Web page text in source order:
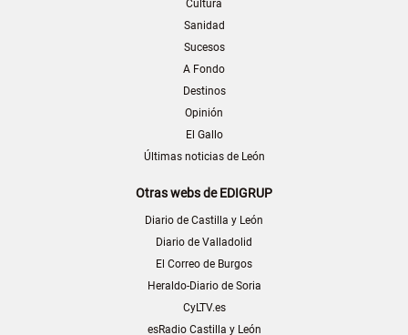
Cultura
Sanidad
Sucesos
A Fondo
Destinos
Opinión
El Gallo
Últimas noticias de León
Otras webs de EDIGRUP
Diario de Castilla y León
Diario de Valladolid
El Correo de Burgos
Heraldo-Diario de Soria
CyLTV.es
esRadio Castilla y León